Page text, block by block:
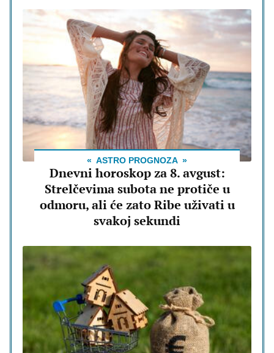
ASTRO PROGNOZA
Dnevni horoskop za 8. avgust:
Strelčevima subota ne protiče u
odmoru, ali će zato Ribe uživati u
svakoj sekundi